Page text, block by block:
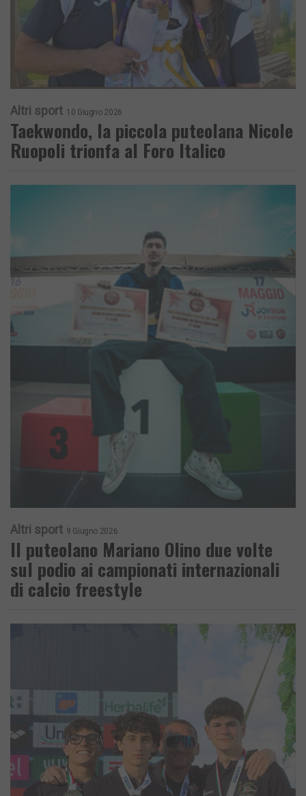
Altri sport 10 Giugno 2026
Taekwondo, la piccola puteolana Nicole
Ruopoli trionfa al Foro Italico
Altri sport 9 Giugno 2026
Il puteolano Mariano Olino due volte
sul podio ai campionati internazionali
di calcio freestyle